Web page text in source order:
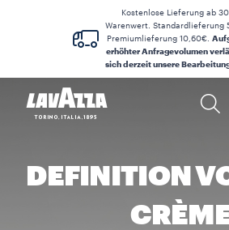
Kostenlose Lieferung ab
Warenwert. Standardlieferung
Premiumlieferung 10,60€.
erhöhter Anfragevolumen
sich derzeit unsere
DEFINITION